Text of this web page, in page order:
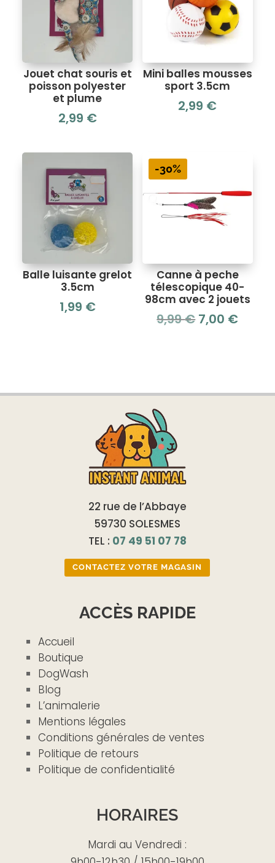
Jouet chat souris et
poisson polyester
et plume
2,99 €
Mini balles mousses
sport 3.5cm
2,99 €
Balle luisante grelot
3.5cm
1,99 €
-30%
Canne à peche
télescopique 40-
98cm avec 2 jouets
9,99€ Le
7,00 €Le
22 rue de l’Abbaye
59730 SOLESMES
TEL : 07 49 51 07 78
CONTACTEZ VOTRE MAGASIN
ACCÈS RAPIDE
Accueil
Boutique
DogWash
Blog
L’animalerie
Mentions légales
Conditions générales de ventes
Politique de retours
Politique de confidentialité
HORAIRES
Mardi au Vendredi :